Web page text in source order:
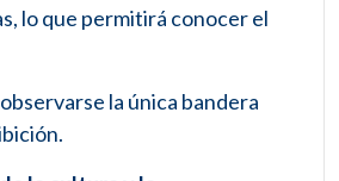
lo que permitirá conocer el
la única bandera